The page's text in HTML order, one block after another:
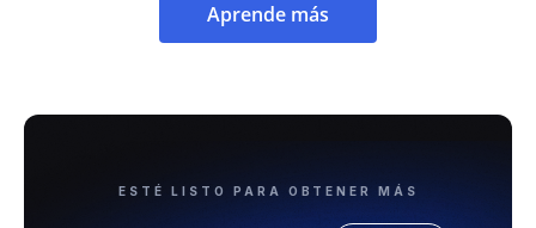
Aprende más
ESTÉ LISTO PARA OBTENER MÁS